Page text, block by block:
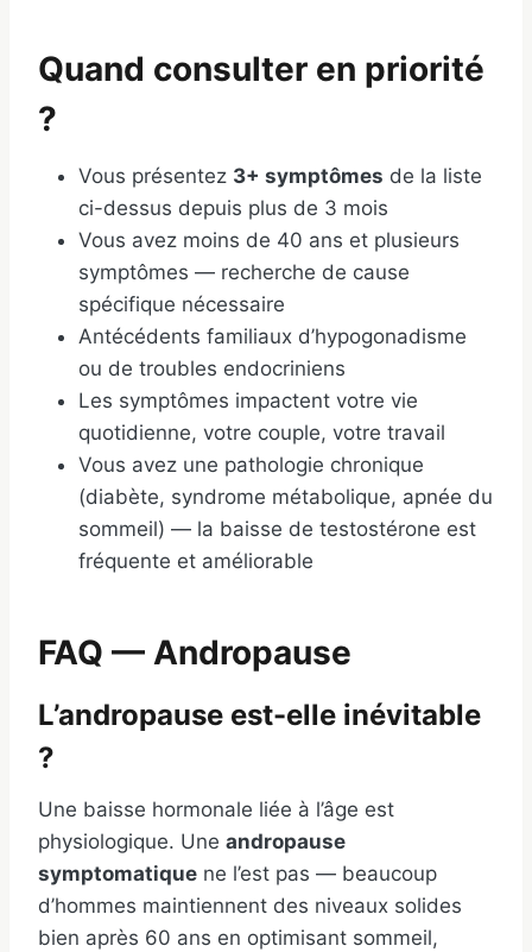
Quand consulter en priorité
?
Vous présentez 3+ symptômes de la liste
ci-dessus depuis plus de 3 mois
Vous avez moins de 40 ans et plusieurs
symptômes — recherche de cause
spécifique nécessaire
Antécédents familiaux d’hypogonadisme
ou de troubles endocriniens
Les symptômes impactent votre vie
quotidienne, votre couple, votre travail
Vous avez une pathologie chronique
(diabète, syndrome métabolique, apnée du
sommeil) — la baisse de testostérone est
fréquente et améliorable
FAQ — Andropause
L’andropause est-elle inévitable
?
Une baisse hormonale liée à l’âge est
physiologique. Une andropause
symptomatique ne l’est pas — beaucoup
d’hommes maintiennent des niveaux solides
bien après 60 ans en optimisant sommeil,